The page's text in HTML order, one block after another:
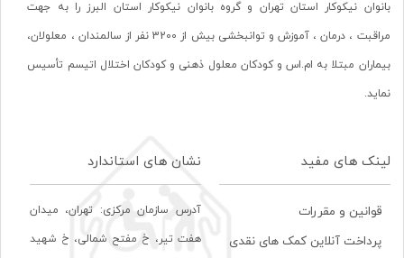
بانوان نیکوکار استان تهران و گروه بانوان نیکوکار استان البرز را به جهت
مراقبت ، درمان ، آموزش و توانبخشی بیش از 3200 نفر از سالمندان ، معلولان،
بیماران مبتلا به ام.اس و کودکان معلول ذهنی و کودکان اختلال اتیسم تأسیس
نماید.
لینک های مفید
قوانین و مقررات
پرداخت آنلاین کمک های نقدی
نشان های استاندارد
آدرس سازمان مرکزی: تهران، ميدان
هفت تير، خ مفتح شمالی، خ شهيد